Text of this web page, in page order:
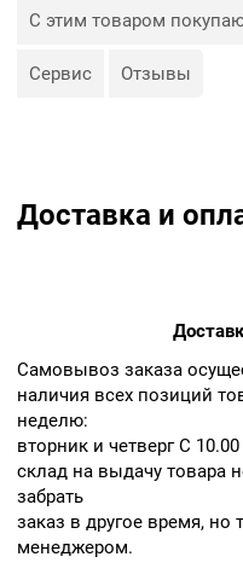
С этим товаром
Сервис Отзывы
Доставка и
Cамовывоз заказа
наличия всех позиций
неделю:
вторник и четверг С
склад на выдачу товара
забрать
заказ в другое время, но
менеджером.